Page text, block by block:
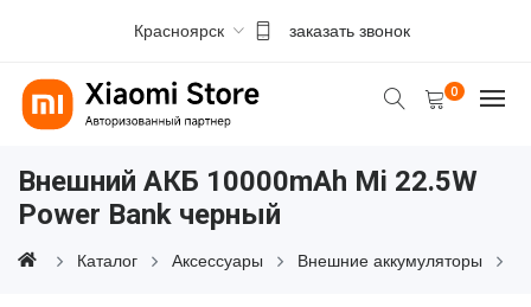
Красноярск заказать звонок
0
Внешний АКБ 10000mAh Mi 22.5W
Power Bank черный
Каталог Аксессуары Внешние аккумуляторы